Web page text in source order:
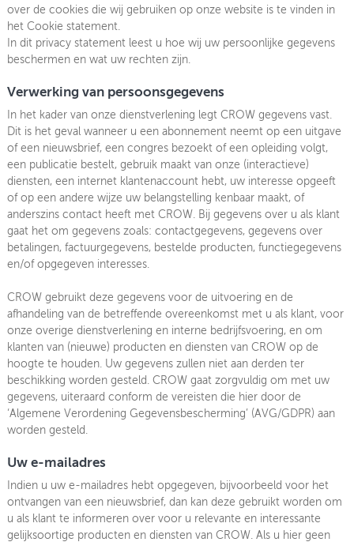
over de cookies die wij gebruiken op onze website is te vinden in
het Cookie statement.
In dit privacy statement leest u hoe wij uw persoonlijke gegevens
beschermen en wat uw rechten zijn.
Verwerking van persoonsgegevens
In het kader van onze dienstverlening legt CROW gegevens vast.
Dit is het geval wanneer u een abonnement neemt op een uitgave
of een nieuwsbrief, een congres bezoekt of een opleiding volgt,
een publicatie bestelt, gebruik maakt van onze (interactieve)
diensten, een internet klantenaccount hebt, uw interesse opgeeft
of op een andere wijze uw belangstelling kenbaar maakt, of
anderszins contact heeft met CROW. Bij gegevens over u als klant
gaat het om gegevens zoals: contactgegevens, gegevens over
betalingen, factuurgegevens, bestelde producten, functiegegevens
en/of opgegeven interesses.
CROW gebruikt deze gegevens voor de uitvoering en de
afhandeling van de betreffende overeenkomst met u als klant, voor
onze overige dienstverlening en interne bedrijfsvoering, en om
klanten van (nieuwe) producten en diensten van CROW op de
hoogte te houden. Uw gegevens zullen niet aan derden ter
beschikking worden gesteld. CROW gaat zorgvuldig om met uw
gegevens, uiteraard conform de vereisten die hier door de
‘Algemene Verordening Gegevensbescherming’ (AVG/GDPR) aan
worden gesteld.
Uw e-mailadres
Indien u uw e-mailadres hebt opgegeven, bijvoorbeeld voor het
ontvangen van een nieuwsbrief, dan kan deze gebruikt worden om
u als klant te informeren over voor u relevante en interessante
gelijksoortige producten en diensten van CROW. Als u hier geen